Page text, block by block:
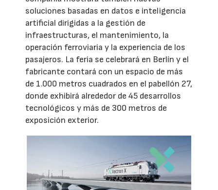
soluciones basadas en datos e inteligencia
artificial dirigidas a la gestión de
infraestructuras, el mantenimiento, la
operación ferroviaria y la experiencia de los
pasajeros. La feria se celebrará en Berlín y el
fabricante contará con un espacio de más
de 1.000 metros cuadrados en el pabellón 27,
donde exhibirá alrededor de 45 desarrollos
tecnológicos y más de 300 metros de
exposición exterior.